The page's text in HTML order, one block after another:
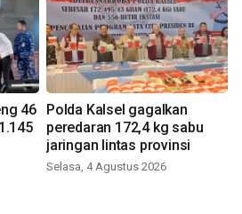
46
Polda Kalsel gagalkan
peredaran 172,4 kg sabu
jaringan lintas provinsi
Selasa, 4 Agustus 2026